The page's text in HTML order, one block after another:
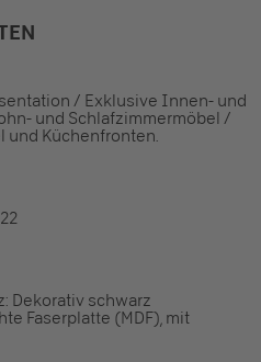
/ Exklusive Innen- und
und Schlafzimmermöbel /
und Küchenfronten.
Dekorativ schwarz
Faserplatte (MDF), mit